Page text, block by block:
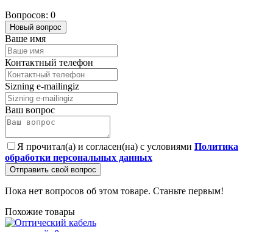
Вопросов: 0
Новый вопрос
Ваше имя
Контактный телефон
Sizning e-mailingiz
Ваш вопрос
Я прочитал(а) и согласен(на) с условиями Политика
обработки персональных данных
Отправить свой вопрос
Пока нет вопросов об этом товаре. Станьте первым!
Похожие товары